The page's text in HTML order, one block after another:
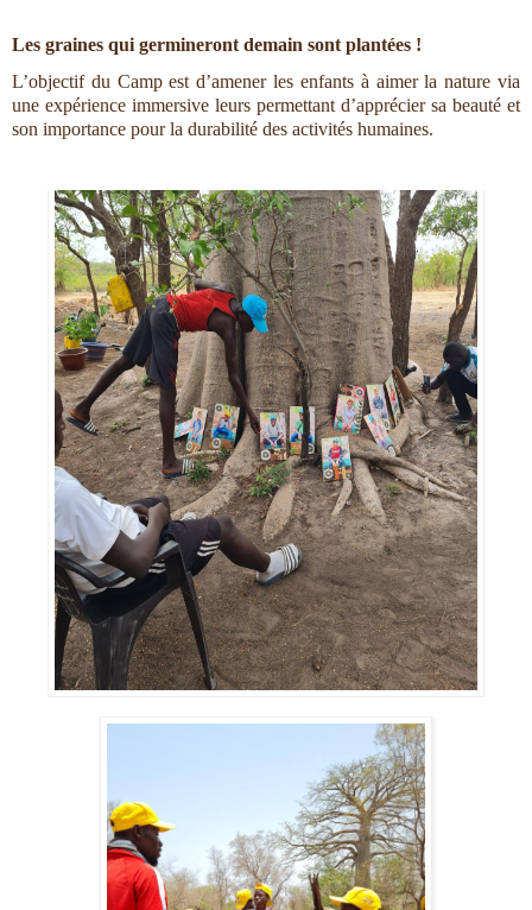
Les graines qui germineront demain sont plantées !
L’objectif du Camp est d’amener les enfants à aimer la nature via
une expérience immersive leurs permettant d’apprécier sa beauté et
son importance pour la durabilité des activités humaines.